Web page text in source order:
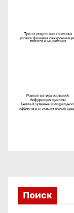
я
Поиск